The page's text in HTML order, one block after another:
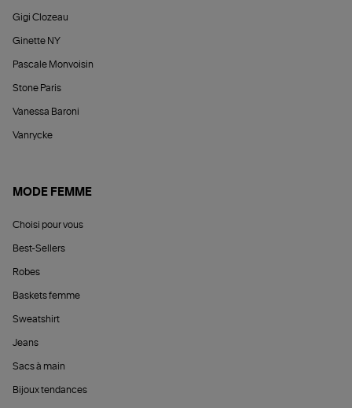
Gigi Clozeau
Ginette NY
Pascale Monvoisin
Stone Paris
Vanessa Baroni
Vanrycke
MODE FEMME
Choisi pour vous
Best-Sellers
Robes
Baskets femme
Sweatshirt
Jeans
Sacs à main
Bijoux tendances